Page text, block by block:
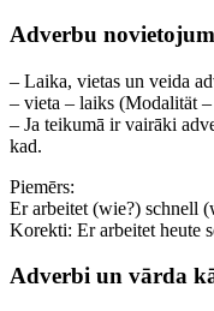
Adverbu
– Laika, vietas un veida
– vieta – laiks (Modalität
– Ja teikumā ir vairāki
kad.
Piemērs:
Er arbeitet (wie?) schnell
Korekti: Er arbeitet heute
Adverbi un vārda